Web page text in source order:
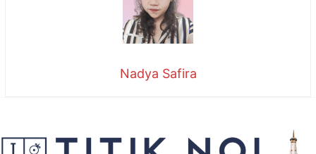
Nadya Safira